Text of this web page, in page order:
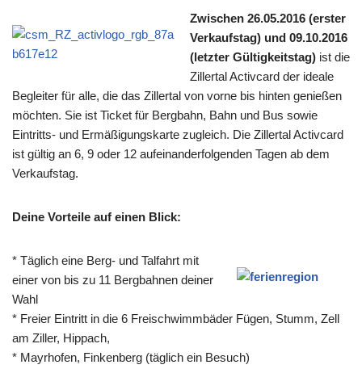
Zwischen 26.05.2016 (erster
Verkaufstag) und 09.10.2016
(letzter Gültigkeitstag) ist die
Zillertal Activcard der ideale
Begleiter für alle, die das Zillertal von vorne bis hinten genießen
möchten. Sie ist Ticket für Bergbahn, Bahn und Bus sowie
Eintritts- und Ermäßigungskarte zugleich. Die Zillertal Activcard
ist gültig an 6, 9 oder 12 aufeinanderfolgenden Tagen ab dem
Verkaufstag.
Deine Vorteile auf einen Blick:
* Täglich eine Berg- und Talfahrt mit
einer von bis zu 11 Bergbahnen deiner
Wahl
* Freier Eintritt in die 6 Freischwimmbäder Fügen, Stumm, Zell
am Ziller, Hippach,
* Mayrhofen, Finkenberg (täglich ein Besuch)